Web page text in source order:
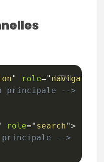
" role=" navigation
principale -->
role=" search">
principale -->